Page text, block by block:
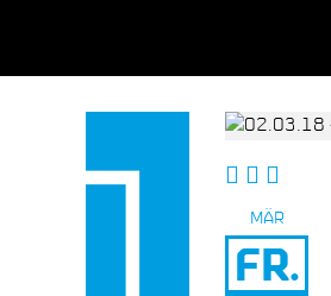
Vorheriger
Alle
MÄR
FR.